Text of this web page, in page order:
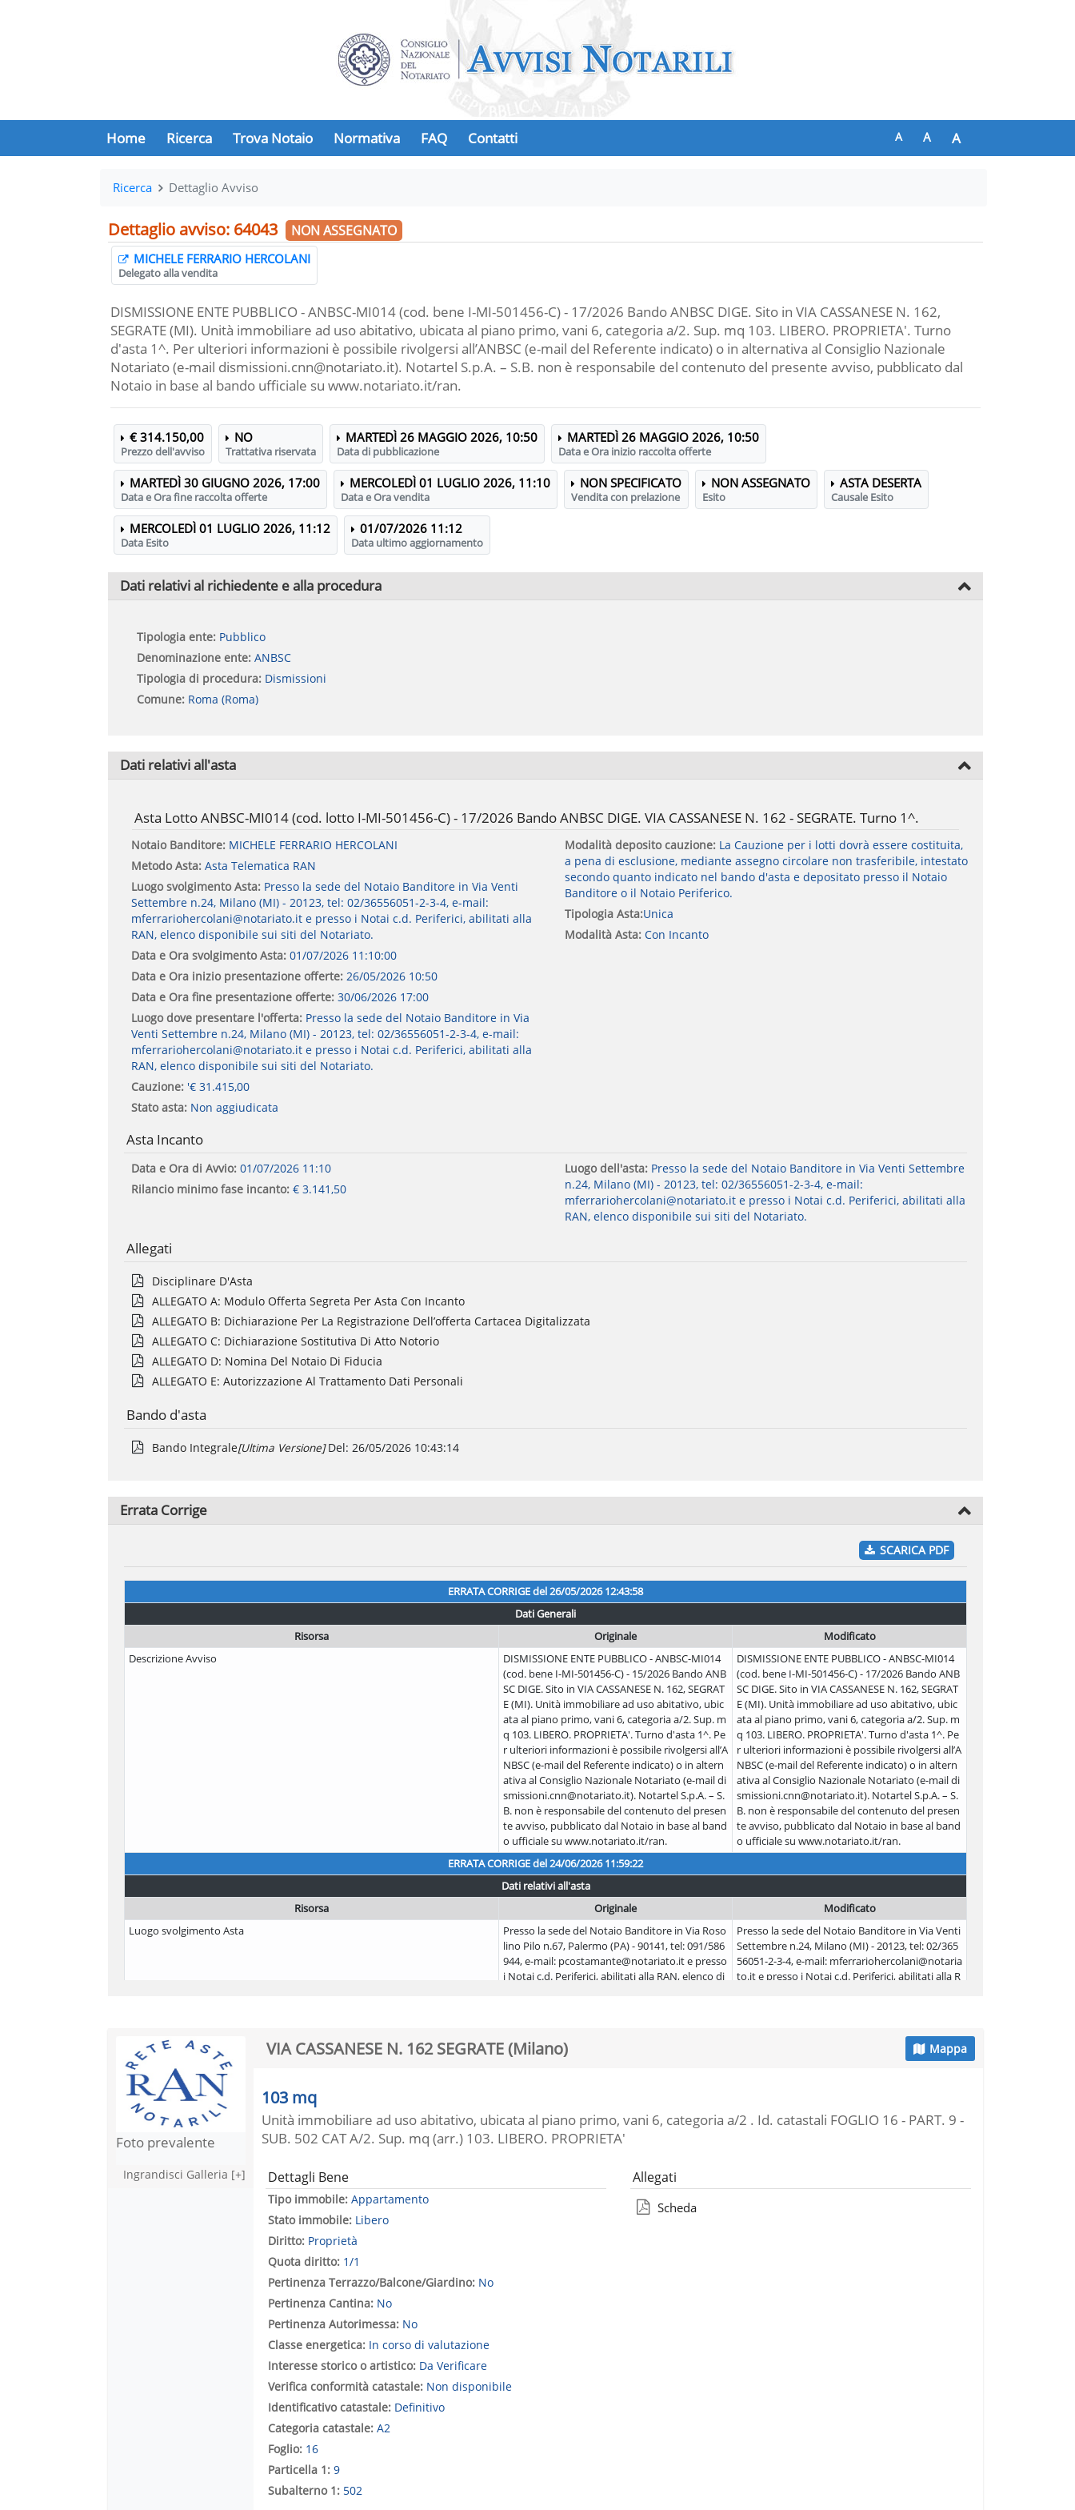
Home Ricerca Trova Notaio Normativa FAQ Contatti A A A
Ricerca Dettaglio Avviso
Dettaglio avviso: 64043 NON ASSEGNATO
MICHELE FERRARIO HERCOLANI
Delegato alla vendita
DISMISSIONE ENTE PUBBLICO - ANBSC-MI014 (cod. bene I-MI-501456-C) - 17/2026 Bando ANBSC DIGE. Sito in VIA CASSANESE N. 162,
SEGRATE (MI). Unità immobiliare ad uso abitativo, ubicata al piano primo, vani 6, categoria a/2. Sup. mq 103. LIBERO. PROPRIETA'. Turno
d'asta 1^. Per ulteriori informazioni è possibile rivolgersi all’ANBSC (e-mail del Referente indicato) o in alternativa al Consiglio Nazionale
Notariato (e-mail dismissioni.cnn@notariato.it). Notartel S.p.A. – S.B. non è responsabile del contenuto del presente avviso, pubblicato dal
Notaio in base al bando ufficiale su www.notariato.it/ran.
€ 314.150,00
Prezzo dell'avviso
NO
Trattativa riservata
MARTEDÌ 26 MAGGIO 2026, 10:50
Data di pubblicazione
MARTEDÌ 26 MAGGIO 2026, 10:50
Data e Ora inizio raccolta offerte
MARTEDÌ 30 GIUGNO 2026, 17:00
Data e Ora fine raccolta offerte
MERCOLEDÌ 01 LUGLIO 2026, 11:10
Data e Ora vendita
NON SPECIFICATO
Vendita con prelazione
NON ASSEGNATO
Esito
ASTA DESERTA
Causale Esito
MERCOLEDÌ 01 LUGLIO 2026, 11:12
Data Esito
01/07/2026 11:12
Data ultimo aggiornamento
Dati relativi al richiedente e alla procedura
Tipologia ente: Pubblico
Denominazione ente: ANBSC
Tipologia di procedura: Dismissioni
Comune: Roma (Roma)
Dati relativi all'asta
Asta Lotto ANBSC-MI014 (cod. lotto I-MI-501456-C) - 17/2026 Bando ANBSC DIGE. VIA CASSANESE N. 162 - SEGRATE. Turno 1^.
Notaio Banditore: MICHELE FERRARIO HERCOLANI
Metodo Asta:Asta Telematica RAN
Luogo svolgimento Asta: Presso la sede del Notaio Banditore in Via Venti
Settembre n.24, Milano (MI) - 20123, tel: 02/36556051-2-3-4, e-mail:
mferrariohercolani@notariato.it e presso i Notai c.d. Periferici, abilitati alla
RAN, elenco disponibile sui siti del Notariato.
Data e Ora svolgimento Asta:01/07/2026 11:10:00
Data e Ora inizio presentazione offerte:26/05/2026 10:50
Data e Ora fine presentazione offerte:30/06/2026 17:00
Luogo dove presentare l'offerta: Presso la sede del Notaio Banditore in Via
Venti Settembre n.24, Milano (MI) - 20123, tel: 02/36556051-2-3-4, e-mail:
mferrariohercolani@notariato.it e presso i Notai c.d. Periferici, abilitati alla
RAN, elenco disponibile sui siti del Notariato.
Cauzione: '€ 31.415,00
Stato asta: Non aggiudicata
Modalità deposito cauzione: La Cauzione per i lotti dovrà essere costituita,
a pena di esclusione, mediante assegno circolare non trasferibile, intestato
secondo quanto indicato nel bando d'asta e depositato presso il Notaio
Banditore o il Notaio Periferico.
Tipologia Asta:Unica
Modalità Asta:Con Incanto
Asta Incanto
Data e Ora di Avvio:01/07/2026 11:10
Rilancio minimo fase incanto:€ 3.141,50
Luogo dell'asta: Presso la sede del Notaio Banditore in Via Venti Settembre
n.24, Milano (MI) - 20123, tel: 02/36556051-2-3-4, e-mail:
mferrariohercolani@notariato.it e presso i Notai c.d. Periferici, abilitati alla
RAN, elenco disponibile sui siti del Notariato.
Allegati
Disciplinare D'Asta
ALLEGATO A: Modulo Offerta Segreta Per Asta Con Incanto
ALLEGATO B: Dichiarazione Per La Registrazione Dell’offerta Cartacea Digitalizzata
ALLEGATO C: Dichiarazione Sostitutiva Di Atto Notorio
ALLEGATO D: Nomina Del Notaio Di Fiducia
ALLEGATO E: Autorizzazione Al Trattamento Dati Personali
Bando d'asta
Bando Integrale[ultima Versione]Del: 26/05/2026 10:43:14
Errata Corrige
SCARICA PDF
ERRATA CORRIGE del26/05/2026 12:43:58
Dati Generali
Risorsa
Originale
Modificato
Descrizione Avviso
DISMISSIONE ENTE PUBBLICO - ANBSC-MI014
(cod. bene I-MI-501456-C) - 15/2026 Bando ANB
SC DIGE. Sito in VIA CASSANESE N. 162, SEGRAT
E (MI). Unità immobiliare ad uso abitativo, ubic
ata al piano primo, vani 6, categoria a/2. Sup. m
q 103. LIBERO. PROPRIETA'. Turno d'asta 1^. Pe
r ulteriori informazioni è possibile rivolgersi all’A
NBSC (e-mail del Referente indicato) o in altern
ativa al Consiglio Nazionale Notariato (e-mail di
smissioni.cnn@notariato.it). Notartel S.p.A. – S.
B. non è responsabile del contenuto del presen
te avviso, pubblicato dal Notaio in base al band
o ufficiale su www.notariato.it/ran.
DISMISSIONE ENTE PUBBLICO - ANBSC-MI014
(cod. bene I-MI-501456-C) - 17/2026 Bando ANB
SC DIGE. Sito in VIA CASSANESE N. 162, SEGRAT
E (MI). Unità immobiliare ad uso abitativo, ubic
ata al piano primo, vani 6, categoria a/2. Sup. m
q 103. LIBERO. PROPRIETA'. Turno d'asta 1^. Pe
r ulteriori informazioni è possibile rivolgersi all’A
NBSC (e-mail del Referente indicato) o in altern
ativa al Consiglio Nazionale Notariato (e-mail di
smissioni.cnn@notariato.it). Notartel S.p.A. – S.
B. non è responsabile del contenuto del presen
te avviso, pubblicato dal Notaio in base al band
o ufficiale su www.notariato.it/ran.
ERRATA CORRIGE del24/06/2026 11:59:22
Dati relativi all'asta
Risorsa
Originale
Modificato
Luogo svolgimento Asta
Presso la sede del Notaio Banditore in Via Roso
lino Pilo n.67, Palermo (PA) - 90141, tel: 091/586
944, e-mail: pcostamante@notariato.it e presso
i Notai c.d. Periferici, abilitati alla RAN, elenco di
Presso la sede del Notaio Banditore in Via Venti
Settembre n.24, Milano (MI) - 20123, tel: 02/365
56051-2-3-4, e-mail: mferrariohercolani@notaria
to.it e presso i Notai c.d. Periferici, abilitati alla R
Foto prevalente Immagine Foto prevalente Foto prevalente
Ingrandisci Galleria [+]
VIA CASSANESE N. 162 SEGRATE (Milano) Mappa
103 mq
Unità immobiliare ad uso abitativo, ubicata al piano primo, vani 6, categoria a/2 . Id. catastali FOGLIO 16 - PART. 9 -
SUB. 502 CAT A/2. Sup. mq (arr.) 103. LIBERO. PROPRIETA'
Dettagli Bene
Tipo immobile:Appartamento
Stato immobile: Libero
Diritto: Proprietà
Quota diritto: 1/1
Pertinenza Terrazzo/Balcone/Giardino: No
Pertinenza Cantina: No
Pertinenza Autorimessa: No
Classe energetica: In corso di valutazione
Interesse storico o artistico: Da Verificare
Verifica conformità catastale: Non disponibile
Identificativo catastale: Definitivo
Categoria catastale:A2
Foglio: 16
Particella 1:9
Subalterno 1: 502
Allegati
Scheda